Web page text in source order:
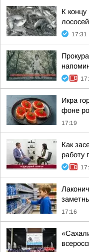
К
17:31
Икра
фоне
17:19
Как
работу
17:16